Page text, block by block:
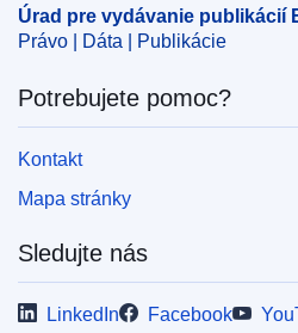
OJ : JOC_2023_030_R_0011
Úrad pre vydávanie publikácií
Právo | Dáta | Publikácie
Potrebujete pomoc?
Kontakt
Mapa stránky
Sledujte nás
LinkedIn Facebook